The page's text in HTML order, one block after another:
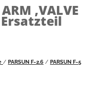
ARM ,VALVE
Ersatzteil
/ PARSUN F-2.6 / PARSUN F-5